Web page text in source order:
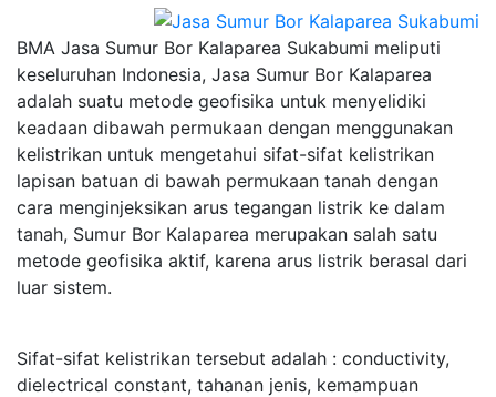
BMA Jasa Sumur Bor Kalaparea Sukabumi meliputi
keseluruhan Indonesia, Jasa Sumur Bor Kalaparea
adalah suatu metode geofisika untuk menyelidiki
keadaan dibawah permukaan dengan menggunakan
kelistrikan untuk mengetahui sifat-sifat kelistrikan
lapisan batuan di bawah permukaan tanah dengan
cara menginjeksikan arus tegangan listrik ke dalam
tanah, Sumur Bor Kalaparea merupakan salah satu
metode geofisika aktif, karena arus listrik berasal dari
luar sistem.
Sifat-sifat kelistrikan tersebut adalah : conductivity,
dielectrical constant, tahanan jenis, kemampuan